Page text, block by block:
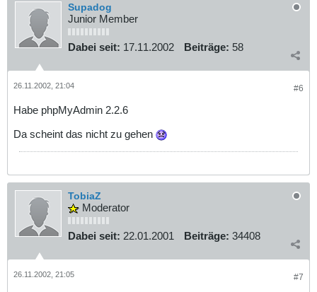
Supadog
Junior Member
Dabei seit: 17.11.2002 Beiträge: 58
#6
26.11.2002, 21:04
Habe phpMyAdmin 2.2.6
Da scheint das nicht zu gehen
TobiaZ
Moderator
Dabei seit: 22.01.2001 Beiträge: 34408
#7
26.11.2002, 21:05